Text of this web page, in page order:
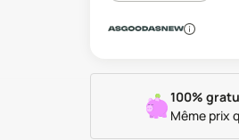
100%
Même prix